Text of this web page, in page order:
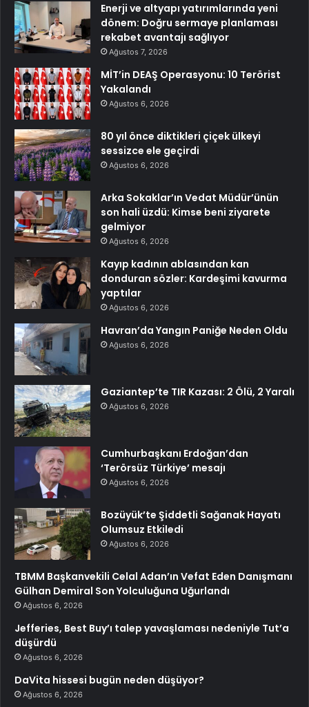
Enerji ve altyapı yatırımlarında yeni
dönem: Doğru sermaye planlaması
rekabet avantajı sağlıyor
Ağustos 7, 2026
MİT’in DEAŞ Operasyonu: 10 Terörist
Yakalandı
Ağustos 6, 2026
80 yıl önce diktikleri çiçek ülkeyi
sessizce ele geçirdi
Ağustos 6, 2026
Arka Sokaklar’ın Vedat Müdür’ünün
son hali üzdü: Kimse beni ziyarete
gelmiyor
Ağustos 6, 2026
Kayıp kadının ablasından kan
donduran sözler: Kardeşimi kavurma
yaptılar
Ağustos 6, 2026
Havran’da Yangın Paniğe Neden Oldu
Ağustos 6, 2026
Gaziantep’te TIR Kazası: 2 Ölü, 2 Yaralı
Ağustos 6, 2026
Cumhurbaşkanı Erdoğan’dan
‘Terörsüz Türkiye’ mesajı
Ağustos 6, 2026
Bozüyük’te Şiddetli Sağanak Hayatı
Olumsuz Etkiledi
Ağustos 6, 2026
TBMM Başkanvekili Celal Adan’ın Vefat Eden Danışmanı
Gülhan Demiral Son Yolculuğuna Uğurlandı
Ağustos 6, 2026
Jefferies, Best Buy’ı talep yavaşlaması nedeniyle Tut’a
düşürdü
Ağustos 6, 2026
DaVita hissesi bugün neden düşüyor?
Ağustos 6, 2026